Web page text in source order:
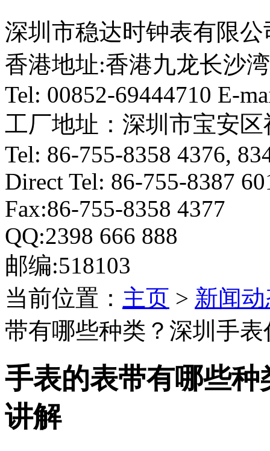
深圳市稳达时钟表有限
香港地址:香港九龙长沙
Tel: 00852-69444710 E-
工厂地址：深圳市宝安
Tel: 86-755-8358 4376,
Direct Tel: 86-755-8387
Fax:86-755-8358 4377
QQ:2398 666 888
邮编:518103
当前位置： 主页 > 新闻
带有哪些种类？深圳手
手表的表带有哪些
讲解